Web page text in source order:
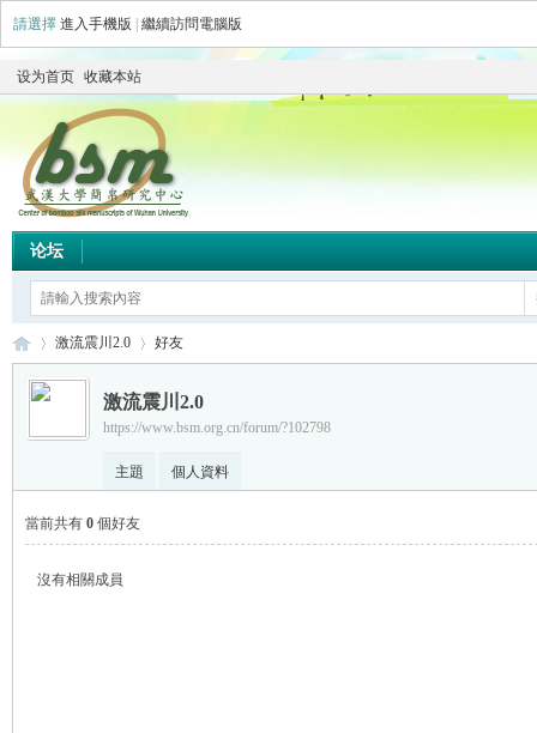
請選擇 進入手機版 繼續訪問電腦版
设为首页 收藏本站
论坛
›
激流震川2.0 好友
激流震川2.0
https://www.bsm.org.cn/forum/?102798
主題 個人資料
當前共有 0 個好友
沒有相關成員